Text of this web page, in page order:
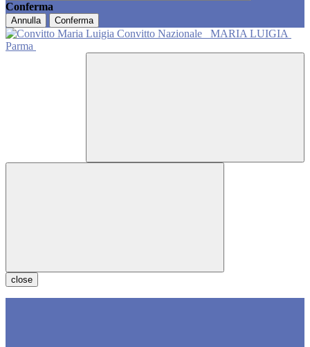
Conferma
Annulla Conferma
Convitto Nazionale
MARIA LUIGIA
Parma
close